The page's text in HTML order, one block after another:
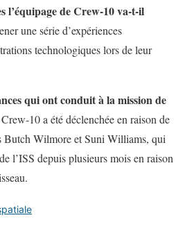
l’équipage de Crew-10 va-t-il
une série d’expériences
technologiques lors de leur
qui ont conduit à la mission de
10 a été déclenchée en raison de
Butch Wilmore et Suni Williams, qui
l’ISS depuis plusieurs mois en raison